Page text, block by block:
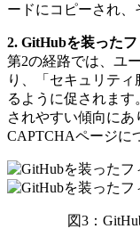
ードにコピーされ、
2. GitHubを装った
第2の経路では、ユ
り、「セキュリテ
るように促されま
されやすい傾向に
CAPTCHAページに
図3：